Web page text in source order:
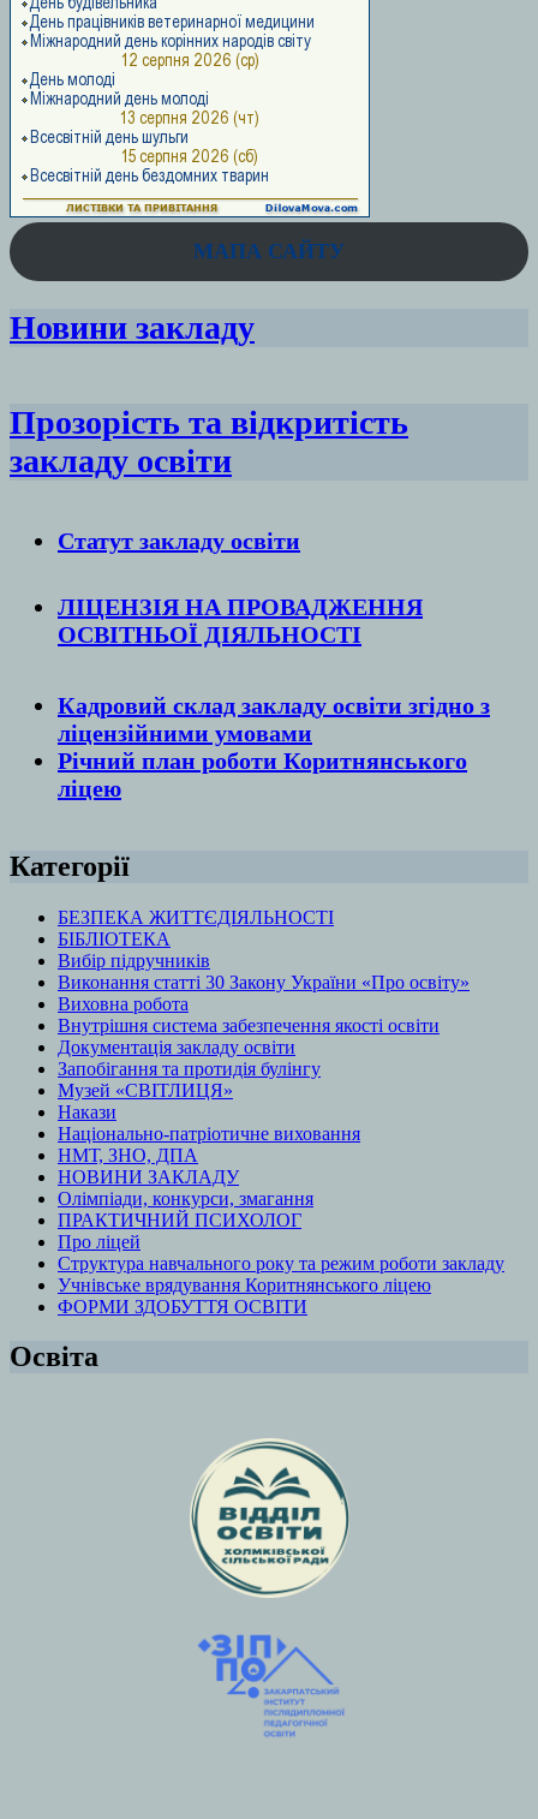
МАПА САЙТУ
Новини закладу
Прозорість та відкритість
закладу освіти
Статут закладу освіти
ЛІЦЕНЗІЯ НА ПРОВАДЖЕННЯ
ОСВІТНЬОЇ ДІЯЛЬНОСТІ
Кадровий склад закладу освіти згідно з
ліцензійними умовами
Річний план роботи Коритнянського
ліцею
Категорії
БЕЗПЕКА ЖИТТЄДІЯЛЬНОСТІ
БІБЛІОТЕКА
Вибір підручників
Виконання статті 30 Закону України «Про освіту»
Виховна робота
Внутрішня система забезпечення якості освіти
Документація закладу освіти
Запобігання та протидія булінгу
Музей «СВІТЛИЦЯ»
Накази
Національно-патріотичне виховання
НМТ, ЗНО, ДПА
НОВИНИ ЗАКЛАДУ
Олімпіади, конкурси, змагання
ПРАКТИЧНИЙ ПСИХОЛОГ
Про ліцей
Структура навчального року та режим роботи закладу
Учнівське врядування Коритнянського ліцею
ФОРМИ ЗДОБУТТЯ ОСВІТИ
Освіта